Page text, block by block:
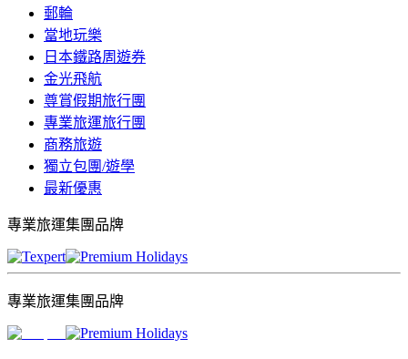
郵輪
當地玩樂
日本鐵路周遊券
金光飛航
尊賞假期旅行團
專業旅運旅行團
商務旅遊
獨立包團/遊學
最新優惠
專業旅運集團品牌
專業旅運集團品牌